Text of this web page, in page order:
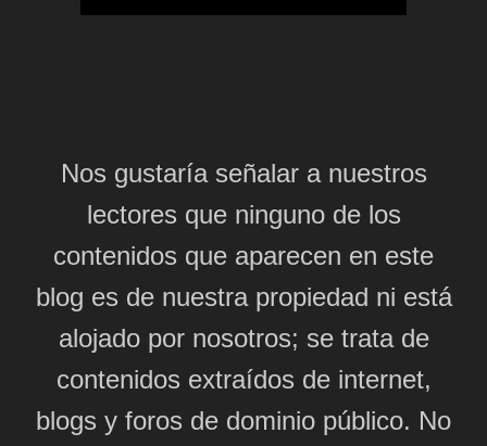
Nos gustaría señalar a nuestros
lectores que ninguno de los
contenidos que aparecen en este
blog es de nuestra propiedad ni está
alojado por nosotros; se trata de
contenidos extraídos de internet,
blogs y foros de dominio público. No